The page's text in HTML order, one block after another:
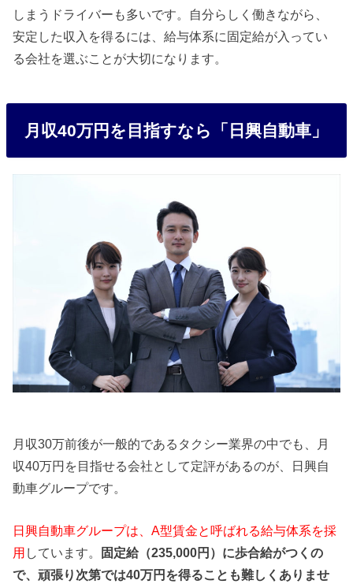
しまうドライバーも多いです。自分らしく働きながら、
安定した収入を得るには、給与体系に固定給が入ってい
る会社を選ぶことが大切になります。
月収40万円を目指すなら「日興自動車」
月収30万前後が一般的であるタクシー業界の中でも、月
収40万円を目指せる会社として定評があるのが、日興自
動車グループです。
日興自動車グループは、A型賃金と呼ばれる給与体系を採
用 しています。
固定給（235,000円）に歩合給がつくの
で、頑張り次第では40万円を得ることも難しくありませ